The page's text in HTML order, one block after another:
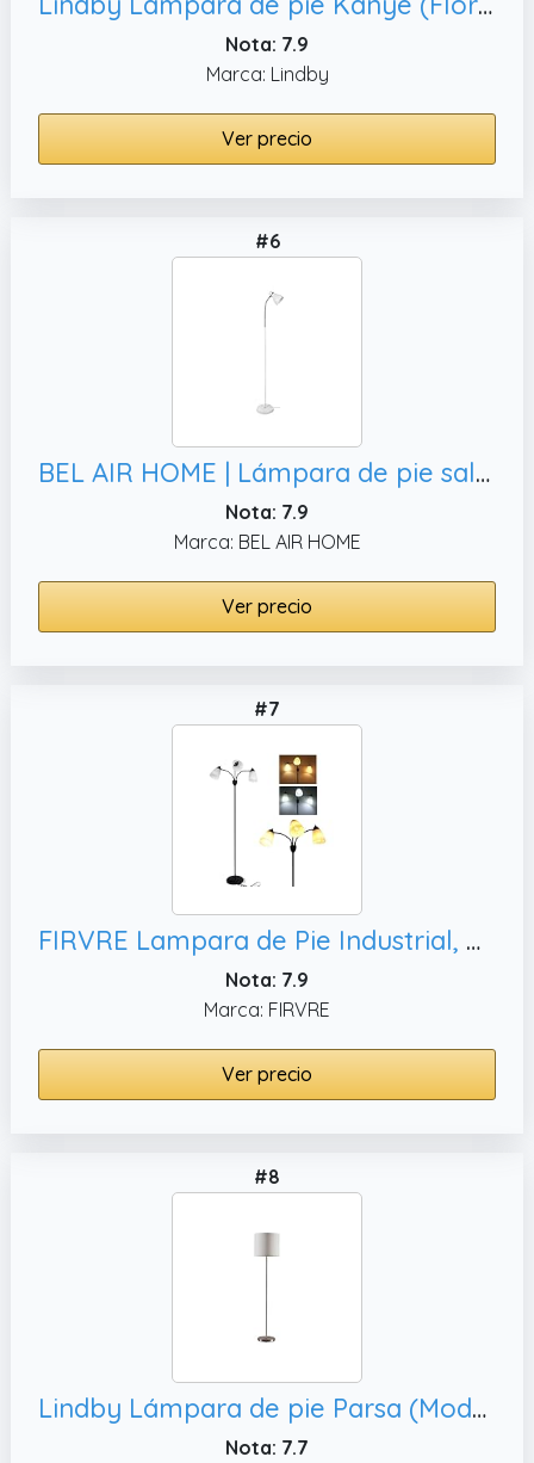
Nota: 7.9
Marca: Lindby
Ver precio
#6
BEL AIR HOME | Lámpara de pie salón MEGARA, dormitorio o comedor
Nota: 7.9
Marca: BEL AIR HOME
Ver precio
#7
FIRVRE Lampara de Pie Industrial, Dormitorio y Comedor
Nota: 7.9
Marca: FIRVRE
Ver precio
#8
Lindby Lámpara de pie Parsa (Moderno) en Blanco hecho Textura, Tela Tejido Seda e.o. para Salón & Comedor (1 llama E27) lámpara textil
Nota: 7.7